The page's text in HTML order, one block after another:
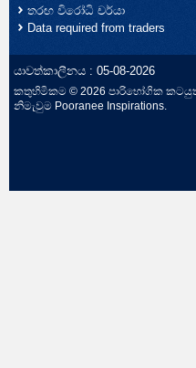
තරඟ විරෝධි චර්යා
Data required from traders
යාවත්කාලීනය : 05-08-2026
කතුහිමිකම © 2026 පාරිභෝගික
නිමැවුම Pooranee Inspirations